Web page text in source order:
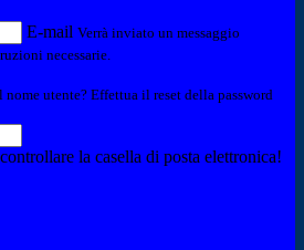
E-mail Verrà inviato un messaggio
necessarie.
utente? Effettua il reset della password
la casella di posta elettronica!